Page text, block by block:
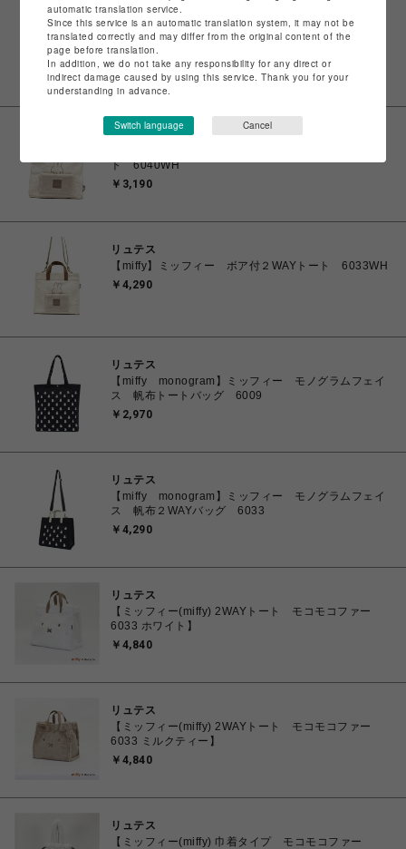
リュテス
【miffy】ミッフィーボアたっぷりトート 6070WH
￥4,290
リュテス
ト 6040WH
￥3,190
リュテス
【miffy】ミッフィー ボア付２WAYトート 6033WH
￥4,290
リュテス
【miffy monogram】ミッフィー モノグラムフェイ
ス 帆布トートバッグ 6009
￥2,970
リュテス
【miffy monogram】ミッフィー モノグラムフェイ
ス 帆布２WAYバッグ 6033
￥4,290
リュテス
【ミッフィー(miffy) 2WAYトート モコモコファー
6033 ホワイト】
￥4,840
リュテス
【ミッフィー(miffy) 2WAYトート モコモコファー
6033 ミルクティー】
￥4,840
リュテス
【ミッフィー(miffy) 巾着タイプ モコモコファー
automatic translation service.
Since this service is an automatic translation system, it may not be
translated correctly and may differ from the original content of the
page before translation.
In addition, we do not take any responsibility for any direct or
indirect damage caused by using this service. Thank you for your
understanding in advance.
Switch language Cancel